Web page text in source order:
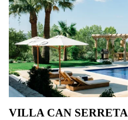
VILLA CAN SERRETA